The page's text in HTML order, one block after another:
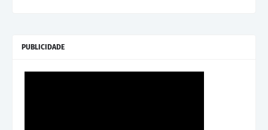
PUBLICIDADE